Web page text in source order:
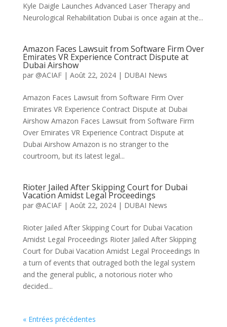
Kyle Daigle Launches Advanced Laser Therapy and
Neurological Rehabilitation Dubai is once again at the...
Amazon Faces Lawsuit from Software Firm Over
Emirates VR Experience Contract Dispute at
Dubai Airshow
par @ACIAF| Août 22, 2024| DUBAI News
Amazon Faces Lawsuit from Software Firm Over
Emirates VR Experience Contract Dispute at Dubai
Airshow Amazon Faces Lawsuit from Software Firm
Over Emirates VR Experience Contract Dispute at
Dubai Airshow Amazon is no stranger to the
courtroom, but its latest legal...
Rioter Jailed After Skipping Court for Dubai
Vacation Amidst Legal Proceedings
par @ACIAF| Août 22, 2024| DUBAI News
Rioter Jailed After Skipping Court for Dubai Vacation
Amidst Legal Proceedings Rioter Jailed After Skipping
Court for Dubai Vacation Amidst Legal Proceedings In
a turn of events that outraged both the legal system
and the general public, a notorious rioter who
decided...
« Entrées précédentes